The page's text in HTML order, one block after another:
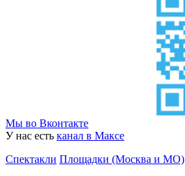
Мы во Вконтакте
У нас есть канал в Максе
Спектакли Площадки (Москва и МО)